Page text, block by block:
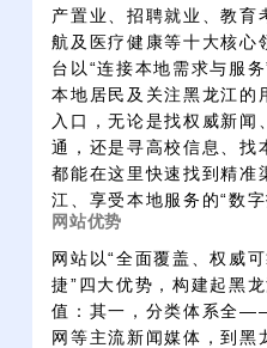
产置业、招聘就业、教育
航及医疗健康等十大核心
台以“连接本地需求与服
本地居民及关注黑龙江的
入口，无论是找权威新闻
通，还是寻高校信息、找
都能在这里快速找到精准
江、享受本地服务的“数字
网站优势
网站以“全面覆盖、权威
捷”四大优势，构建起黑
值：其一，分类体系全
网等主流新闻媒体，到黑